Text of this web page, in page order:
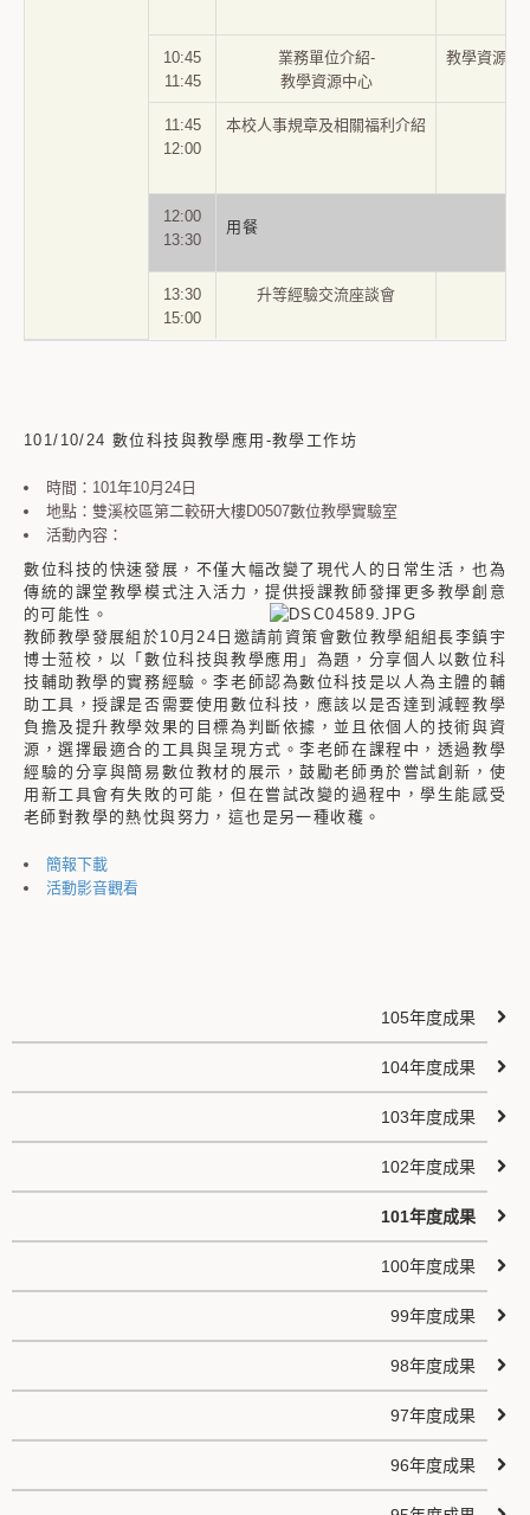
10:45
11:45
業務單位介紹-
教學資源中心
教學資源中
11:45
12:00
本校人事規章及相關福利介紹
12:00
13:30
用餐
13:30
15:00
升等經驗交流座談會
101/10/24 數位科技與教學應用-教學工作坊
時間：101年10月24日
地點：雙溪校區第二較研大樓D0507數位教學實驗室
活動內容：
數位科技的快速發展，不僅大幅改變了現代人的日常生活，也為
傳統的課堂教學模式注入活力，提供授課教師發揮更多教學創意
的可能性。
教師教學發展組於10月24日邀請前資策會數位教學組組長李鎮宇
博士蒞校，以「數位科技與教學應用」為題，分享個人以數位科
技輔助教學的實務經驗。李老師認為數位科技是以人為主體的輔
助工具，授課是否需要使用數位科技，應該以是否達到減輕教學
負擔及提升教學效果的目標為判斷依據，並且依個人的技術與資
源，選擇最適合的工具與呈現方式。李老師在課程中，透過教學
經驗的分享與簡易數位教材的展示，鼓勵老師勇於嘗試創新，使
用新工具會有失敗的可能，但在嘗試改變的過程中，學生能感受
老師對教學的熱忱與努力，這也是另一種收穫。
簡報下載
活動影音觀看
105年度成果
104年度成果
103年度成果
102年度成果
101年度成果
100年度成果
99年度成果
98年度成果
97年度成果
96年度成果